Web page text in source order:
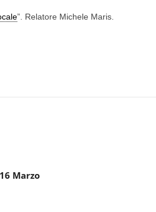
”. Relatore Michele Maris.
Marzo